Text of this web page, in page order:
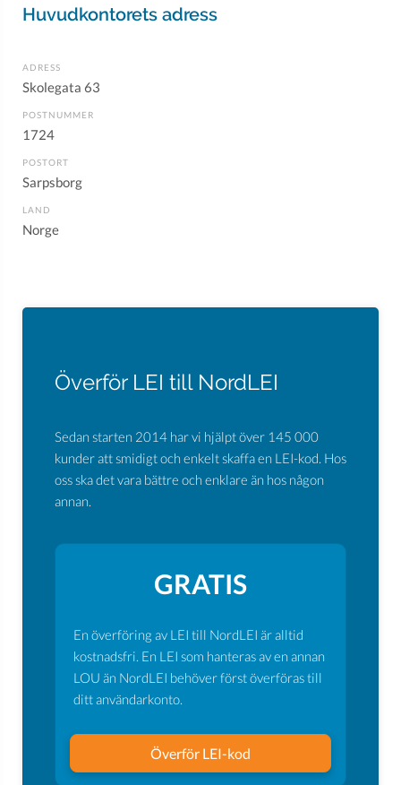
Huvudkontorets adress
ADRESS
Skolegata 63
POSTNUMMER
1724
POSTORT
Sarpsborg
LAND
Norge
Överför LEI till NordLEI
Sedan starten 2014 har vi hjälpt över 145 000
kunder att smidigt och enkelt skaffa en LEI-kod. Hos
oss ska det vara bättre och enklare än hos någon
annan.
GRATIS
En överföring av LEI till NordLEI är alltid
kostnadsfri. En LEI som hanteras av en annan
LOU än NordLEI behöver först överföras till
ditt användarkonto.
Överför LEI-kod